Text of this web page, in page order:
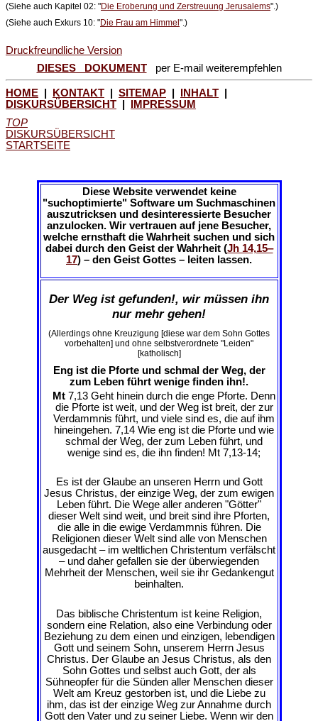
(Siehe auch Kapitel 02: "Die Eroberung und Zerstreuung Jerusalems".)
(Siehe auch Exkurs 10: "Die Frau am Himmel ".)
Druckfreundliche Version
DIESES DOKUMENTper E-mail weiterempfehlen
HOME KONTAKT SITEMAP INHALT
DISKURSÜBERSICHT
IMPRESSUM
TOP
DISKURSÜBERSICHT
STARTSEITE
Diese Website verwendet keine
"suchoptimierte" Software um Suchmaschinen
auszutricksen und desinteressierte Besucher
anzulocken. Wir vertrauen auf jene Besucher,
welche ernsthaft die Wahrheit suchen und sich
dabei durch den Geist der Wahrheit (Jh 14,15‒
17) – den Geist Gottes – leiten lassen.
Der Weg ist gefunden!, wir müssen ihn
nur mehr gehen!
(Allerdings ohne Kreuzigung [diese war dem Sohn Gottes
vorbehalten] und ohne selbstverordnete "Leiden"
[katholisch]
Eng ist die Pforte und schmal der Weg, der
zum Leben führt wenige finden ihn!.
Mt 7,13 Geht hinein durch die enge Pforte. Denn
die Pforte ist weit, und der Weg ist breit, der zur
Verdammnis führt, und viele sind es, die auf ihm
hineingehen. 7,14 Wie eng ist die Pforte und wie
schmal der Weg, der zum Leben führt, und
wenige sind es, die ihn finden! Mt 7,13-14;
Es ist der Glaube an unseren Herrn und Gott
Jesus Christus, der einzige Weg, der zum ewigen
Leben führt. Die Wege aller anderen "Götter"
dieser Welt sind weit, und breit sind ihre Pforten,
die alle in die ewige Verdammnis führen. Die
Religionen dieser Welt sind alle von Menschen
ausgedacht – im weltlichen Christentum verfälscht
– und daher gefallen sie der überwiegenden
Mehrheit der Menschen, weil sie ihr Gedankengut
beinhalten.
Das biblische Christentum ist keine Religion,
sondern eine Relation, also eine Verbindung oder
Beziehung zu dem einen und einzigen, lebendigen
Gott und seinem Sohn, unserem Herrn Jesus
Christus. Der Glaube an Jesus Christus, als den
Sohn Gottes und selbst auch Gott, der als
Sühneopfer für die Sünden aller Menschen dieser
Welt am Kreuz gestorben ist, und die Liebe zu
ihm, das ist der einzige Weg zur Annahme durch
Gott den Vater und zu seiner Liebe. Wenn wir den